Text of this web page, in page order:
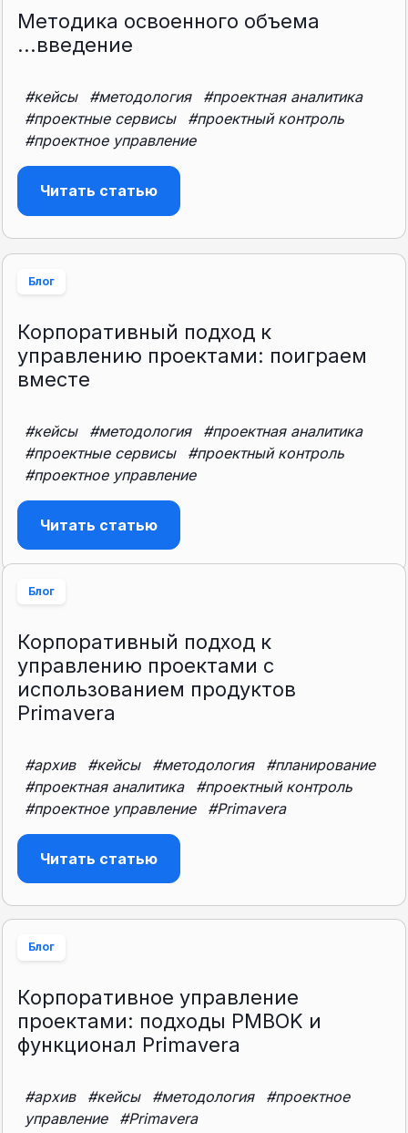
Методика освоенного объема
...введение
#кейсы #методология
#проектная аналитика
#проектные сервисы
#проектный контроль
#проектное управление
Читать статью
Блог
Корпоративный подход к
управлению проектами: поиграем
вместе
#кейсы #методология
#проектная аналитика
#проектные сервисы
#проектный контроль
#проектное управление
Читать статью
Блог
Корпоративный подход к
управлению проектами с
использованием продуктов
Primavera
#архив #кейсы #методология
#планирование
#проектная аналитика
#проектный контроль
#проектное управление
#Primavera
Читать статью
Блог
Корпоративное управление
проектами: подходы PMBOK и
функционал Primavera
#архив #кейсы #методология
#проектное
управление
#Primavera